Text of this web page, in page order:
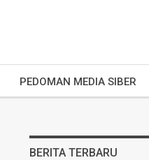
PEDOMAN MEDIA SIBER
BERITA TERBARU